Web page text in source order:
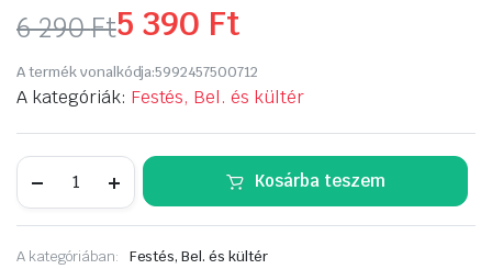
6 290Ft
Original
price
was:
6
290 Ft.
5 390 Ft
Current
price
is:
5
390 Ft.
A termék vonalkódja:5992457500712
A kategóriák: Festés, Bel. és kültér
Season
Nyári
2,5liter
Kosárba teszem
A kategóriában: Festés, Bel. és kültér